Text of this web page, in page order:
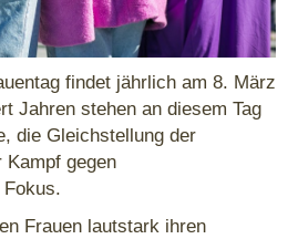
findet jährlich am 8. März
Jahren stehen an diesem Tag
die Gleichstellung der
Kampf gegen
Frauen lautstark ihren